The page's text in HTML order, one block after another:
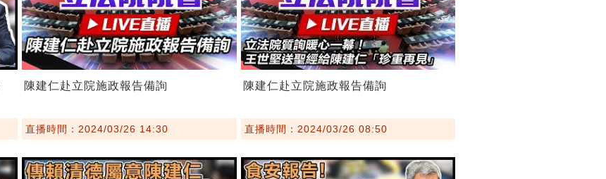
陳建仁赴立院施政報告備詢
直播時間：2024/03/26 14:30
陳建仁赴立院施政報告備詢
直播時間：2024/03/26 08:50